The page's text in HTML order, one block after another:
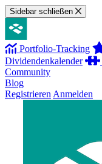
Sidebar schließen
Portfolio-Tracking
Dividendenkalender
Community
Blog
Registrieren Anmelden